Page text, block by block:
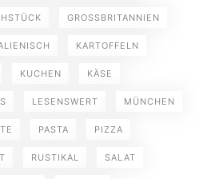
GROSSBRITANNIEN
KARTOFFELN
KUCHEN KÄSE
LESENSWERT MÜNCHEN
PASTA PIZZA
RUSTIKAL SALAT